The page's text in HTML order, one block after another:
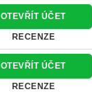
OTEVŘÍT ÚČET
RECENZE
OTEVŘÍT ÚČET
RECENZE